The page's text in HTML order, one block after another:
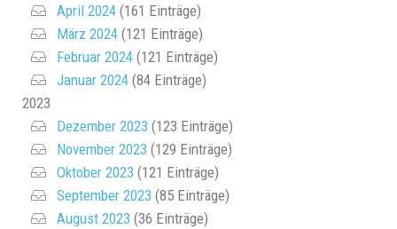
April 2024 (161 Einträge)
März 2024 (121 Einträge)
Februar 2024 (121 Einträge)
Januar 2024 (84 Einträge)
2023
Dezember 2023 (123 Einträge)
November 2023 (129 Einträge)
Oktober 2023 (121 Einträge)
September 2023 (85 Einträge)
August 2023 (36 Einträge)